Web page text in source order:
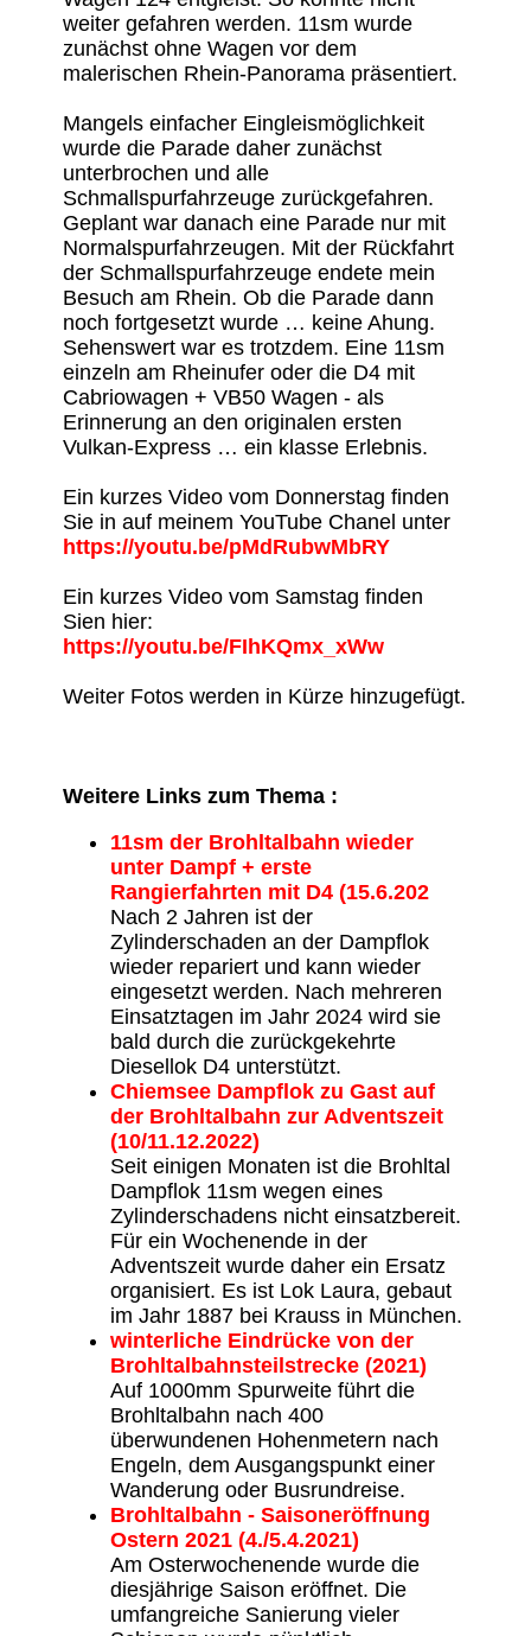
weiter gefahren werden. 11sm wurde
zunächst ohne Wagen vor dem
malerischen Rhein-Panorama präsentiert.
Mangels einfacher Eingleismöglichkeit
wurde die Parade daher zunächst
unterbrochen und alle
Schmallspurfahrzeuge zurückgefahren.
Geplant war danach eine Parade nur mit
Normalspurfahrzeugen. Mit der Rückfahrt
der Schmallspurfahrzeuge endete mein
Besuch am Rhein. Ob die Parade dann
noch fortgesetzt wurde … keine Ahung.
Sehenswert war es trotzdem. Eine 11sm
einzeln am Rheinufer oder die D4 mit
Cabriowagen + VB50 Wagen - als
Erinnerung an den originalen ersten
Vulkan-Express … ein klasse Erlebnis.
Ein kurzes Video vom Donnerstag finden
Sie in auf meinem YouTube Chanel unter
https://youtu.be/pMdRubwMbRY
Ein kurzes Video vom Samstag finden
Sien hier:
https://youtu.be/FIhKQmx_xWw
Weiter Fotos werden in Kürze hinzugefügt.
Weitere Links zum Thema :
11sm der Brohltalbahn wieder
unter Dampf + erste
Rangierfahrten mit D4 (15.6.202
Nach 2 Jahren ist der
Zylinderschaden an der Dampflok
wieder repariert und kann wieder
eingesetzt werden. Nach mehreren
Einsatztagen im Jahr 2024 wird sie
bald durch die zurückgekehrte
Diesellok D4 unterstützt.
Chiemsee Dampflok zu Gast auf
der Brohltalbahn zur Adventszeit
(10/11.12.2022)
Seit einigen Monaten ist die Brohltal
Dampflok 11sm wegen eines
Zylinderschadens nicht einsatzbereit.
Für ein Wochenende in der
Adventszeit wurde daher ein Ersatz
organisiert. Es ist Lok Laura, gebaut
im Jahr 1887 bei Krauss in München.
winterliche Eindrücke von der
Brohltalbahnsteilstrecke (2021)
Auf 1000mm Spurweite führt die
Brohltalbahn nach 400
überwundenen Hohenmetern nach
Engeln, dem Ausgangspunkt einer
Wanderung oder Busrundreise.
Brohltalbahn - Saisoneröffnung
Ostern 2021 (4./5.4.2021)
Am Osterwochenende wurde die
diesjährige Saison eröffnet. Die
umfangreiche Sanierung vieler